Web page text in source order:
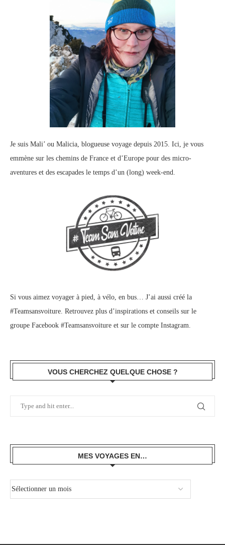
Je suis Mali’ ou Malicia, blogueuse voyage depuis 2015. Ici, je vous
emmène sur les chemins de France et d’Europe pour des micro-
aventures et des escapades le temps d’un (long) week-end.
Si vous aimez voyager à pied, à vélo, en bus… J’ai aussi créé la
#Teamsansvoiture. Retrouvez plus d’inspirations et conseils sur le
groupe Facebook #Teamsansvoiture et sur le compte Instagram.
VOUS CHERCHEZ QUELQUE CHOSE ?
MES VOYAGES EN…